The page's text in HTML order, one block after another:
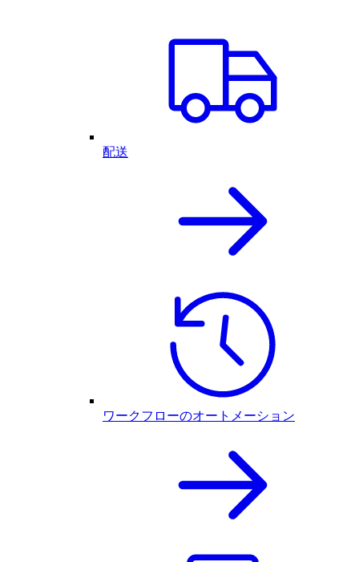
配送
ワークフローのオートメーション